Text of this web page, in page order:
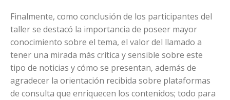
Finalmente, como conclusión de los participantes del
taller se destacó la importancia de poseer mayor
conocimiento sobre el tema, el valor del llamado a
tener una mirada más crítica y sensible sobre este
tipo de noticias y cómo se presentan, además de
agradecer la orientación recibida sobre plataformas
de consulta que enriquecen los contenidos; todo para